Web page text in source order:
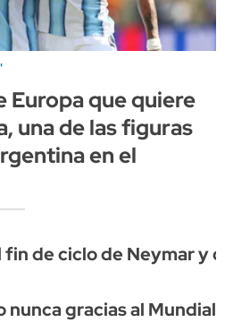
Europa que quiere
una de las figuras
en el
de ciclo de Neymar y
nunca gracias al